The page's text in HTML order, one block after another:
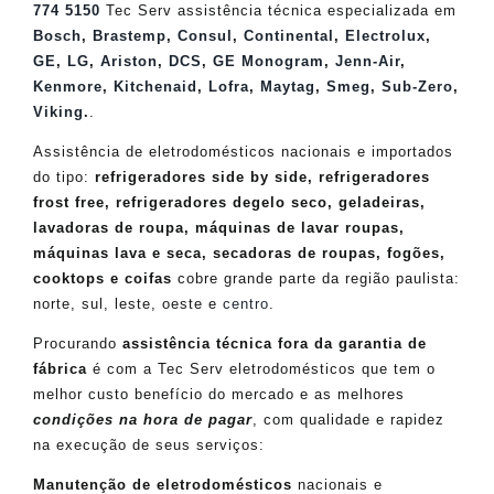
774 5150 Tec Serv assistência técnica especializada em
Bosch, Brastemp, Consul , Continental , Electrolux,
GE , LG, Ariston, DCS , GE Monogram , Jenn-Air,
Kenmore, Kitchenaid , Lofra, Maytag , Smeg , Sub-Zero,
Viking.
Assistência de eletrodomésticos nacionais e importados
do tipo: refrigeradores side by side, refrigeradores
frost free, refrigeradores degelo seco, geladeiras,
lavadoras de roupa, máquinas de lavar roupas,
máquinas lava e seca, secadoras de roupas, fogões,
cooktops e coifas cobre grande parte da região paulista:
norte, sul, leste, oeste e centro
Procurando assistência técnica fora da garantia de
fábrica é com a Tec Serv eletrodomésticos que tem o
melhor custo benefício do mercado e as melhores
condições na hora de pagar , com qualidade e rapidez
na execução de seus serviços:
Manutenção de eletrodomésticos nacionais e